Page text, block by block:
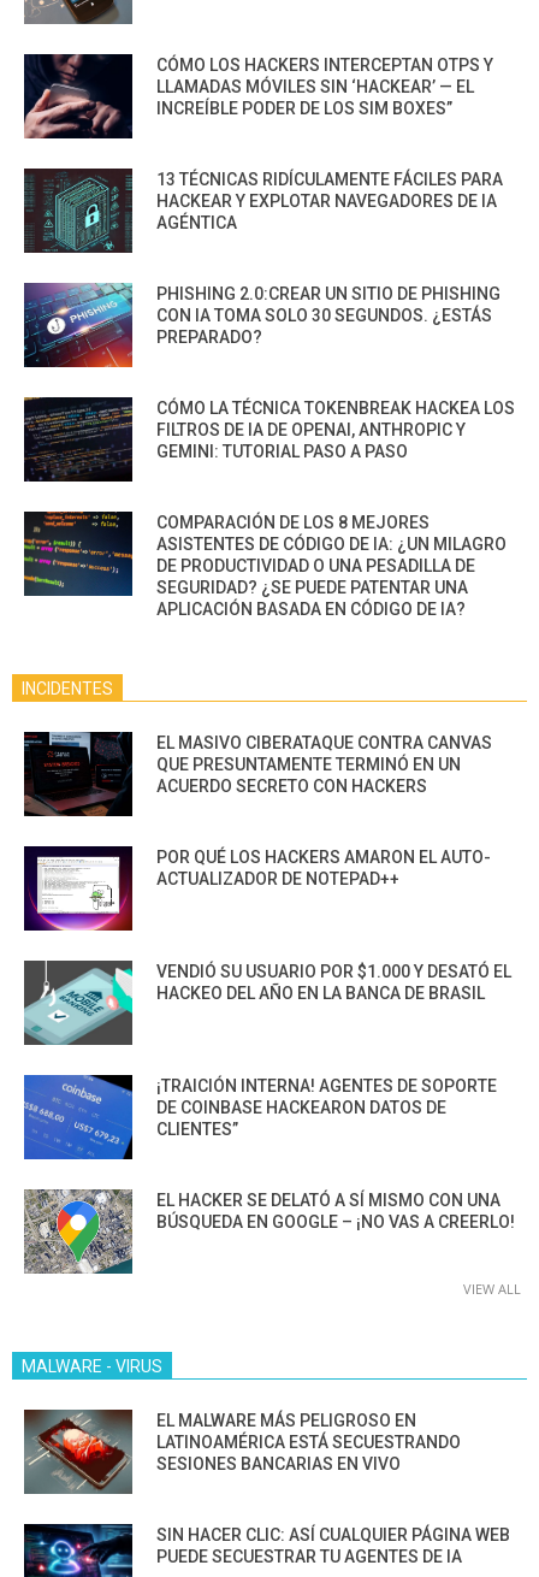
CÓMO LOS HACKERS INTERCEPTAN OTPS Y
LLAMADAS MÓVILES SIN ‘HACKEAR’ — EL
INCREÍBLE PODER DE LOS SIM BOXES”
13 TÉCNICAS RIDÍCULAMENTE FÁCILES PARA
HACKEAR Y EXPLOTAR NAVEGADORES DE IA
AGÉNTICA
PHISHING 2.0:CREAR UN SITIO DE PHISHING
CON IA TOMA SOLO 30 SEGUNDOS. ¿ESTÁS
PREPARADO?
CÓMO LA TÉCNICA TOKENBREAK HACKEA LOS
FILTROS DE IA DE OPENAI, ANTHROPIC Y
GEMINI: TUTORIAL PASO A PASO
COMPARACIÓN DE LOS 8 MEJORES
ASISTENTES DE CÓDIGO DE IA: ¿UN MILAGRO
DE PRODUCTIVIDAD O UNA PESADILLA DE
SEGURIDAD? ¿SE PUEDE PATENTAR UNA
APLICACIÓN BASADA EN CÓDIGO DE IA?
INCIDENTES
EL MASIVO CIBERATAQUE CONTRA CANVAS
QUE PRESUNTAMENTE TERMINÓ EN UN
ACUERDO SECRETO CON HACKERS
POR QUÉ LOS HACKERS AMARON EL AUTO-
ACTUALIZADOR DE NOTEPAD++
VENDIÓ SU USUARIO POR $1.000 Y DESATÓ EL
HACKEO DEL AÑO EN LA BANCA DE BRASIL
¡TRAICIÓN INTERNA! AGENTES DE SOPORTE
DE COINBASE HACKEARON DATOS DE
CLIENTES”
EL HACKER SE DELATÓ A SÍ MISMO CON UNA
BÚSQUEDA EN GOOGLE – ¡NO VAS A CREERLO!
VIEW ALL
MALWARE - VIRUS
EL MALWARE MÁS PELIGROSO EN
LATINOAMÉRICA ESTÁ SECUESTRANDO
SESIONES BANCARIAS EN VIVO
SIN HACER CLIC: ASÍ CUALQUIER PÁGINA WEB
PUEDE SECUESTRAR TU AGENTES DE IA